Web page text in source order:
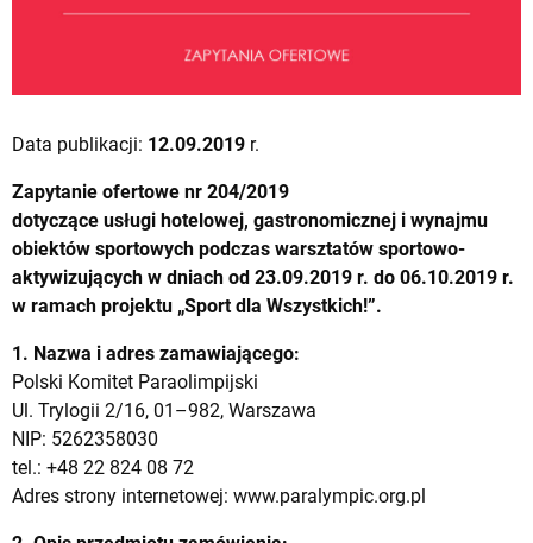
Data publikacji: 12.09.2019 r.
Zapytanie ofertowe nr 204/2019
dotyczące usługi hotelowej, gastronomicznej i wynajmu
obiektów sportowych podczas warsztatów sportowo-
aktywizujących w dniach od 23.09.2019 r. do 06.10.2019 r.
w ramach projektu „Sport dla Wszystkich!”.
1. Nazwa i adres zamawiającego:
Polski Komitet Paraolimpijski
Ul. Trylogii 2/16, 01–982, Warszawa
NIP: 5262358030
tel.: +48 22 824 08 72
Adres strony internetowej: www.paralympic.org.pl